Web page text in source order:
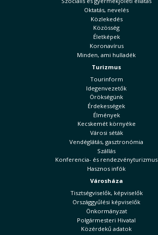
Oktatás, nevelés
Közlekedés
Közösség
Életképek
Koronavírus
Minden, ami hulladék
Turizmus
Tourinform
Idegenvezetők
Örökségünk
Érdekességek
Élmények
Kecskemét környéke
Városi séták
Vendéglátás, gasztronómia
Szállás
Konferencia- és rendezvényturizmus
Hasznos infók
Városháza
Tisztségviselők, képviselők
Országgyűlési képviselők
Önkormányzat
Polgármesteri Hivatal
Közérdekű adatok